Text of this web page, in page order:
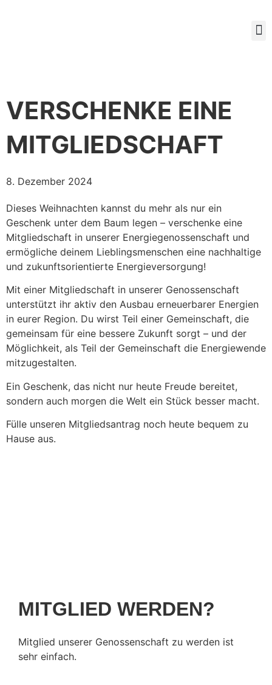
VERSCHENKE EINE
MITGLIEDSCHAFT
8. Dezember 2024
Dieses Weihnachten kannst du mehr als nur ein
Geschenk unter dem Baum legen – verschenke eine
Mitgliedschaft in unserer Energiegenossenschaft und
ermögliche deinem Lieblingsmenschen eine nachhaltige
und zukunftsorientierte Energieversorgung!
Mit einer Mitgliedschaft in unserer Genossenschaft
unterstützt ihr aktiv den Ausbau erneuerbarer Energien
in eurer Region. Du wirst Teil einer Gemeinschaft, die
gemeinsam für eine bessere Zukunft sorgt – und der
Möglichkeit, als Teil der Gemeinschaft die Energiewende
mitzugestalten.
Ein Geschenk, das nicht nur heute Freude bereitet,
sondern auch morgen die Welt ein Stück besser macht.
Fülle unseren Mitgliedsantrag noch heute bequem zu
Hause aus.
MITGLIED WERDEN?
Mitglied unserer Genossenschaft zu werden ist
sehr einfach.